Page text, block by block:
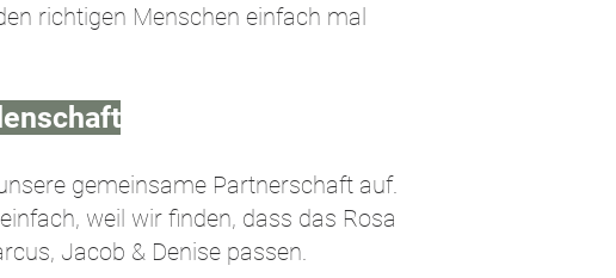
richtigen Menschen einfach mal
gemeinsame Partnerschaft auf.
weil wir finden, dass das Rosa
Jacob & Denise passen.